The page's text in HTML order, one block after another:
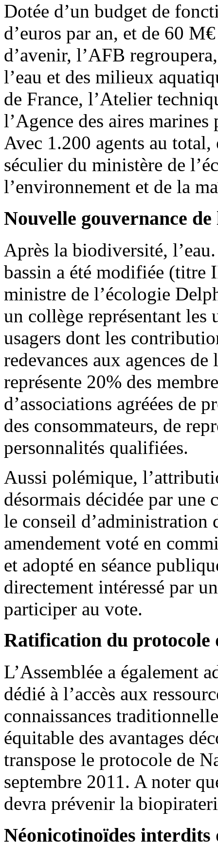
Dotée d’un budget de
d’euros par an, et de 60
d’avenir, l’AFB
l’eau et des milieux
de France, l’Atelier
l’Agence des aires
Avec 1.200 agents au
séculier du ministère de
l’environnement et de la
Nouvelle gouvernance de
Après la biodiversité,
bassin a été modifiée (titre
ministre de l’écologie
un collège représentant les
usagers dont les
redevances aux agences
représente 20% des
d’associations agréées de
des consommateurs, de
personnalités qualifiées.
Aussi polémique,
désormais décidée par une
le conseil d’administration
amendement voté en
et adopté en séance
directement intéressé par
participer au vote.
Ratification du protocole
L’Assemblée a également
dédié à l’accès aux
connaissances
équitable des avantages
transpose le protocole de
septembre 2011. A noter
devra prévenir la
Néonicotinoïdes interdits